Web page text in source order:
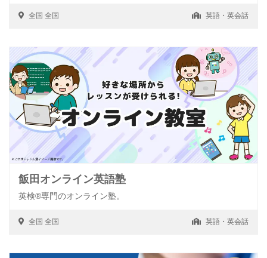
全国 全国 英語・英会話
飯田オンライン英語塾
英検®専門のオンライン塾。
全国 全国 英語・英会話